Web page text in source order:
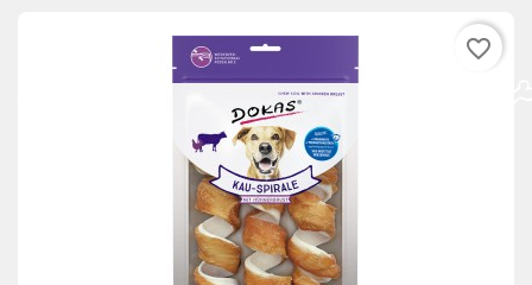
favorite_border